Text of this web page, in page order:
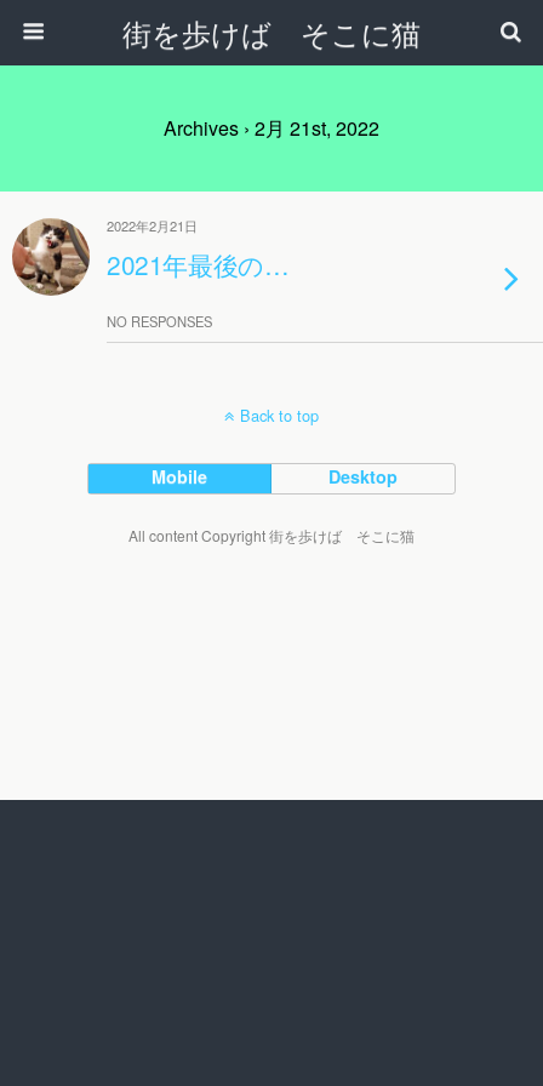
街を歩けば そこに猫
Archives › 2月 21st, 2022
2022年2月21日
2021年最後の…
NO RESPONSES
Back to top
Mobile Desktop
All content Copyright 街を歩けば そこに猫